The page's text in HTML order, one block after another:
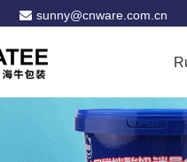
sunny@cnware.com.cn